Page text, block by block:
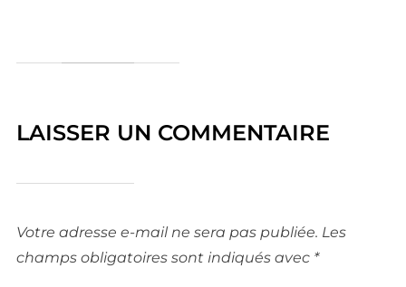
LAISSER UN COMMENTAIRE
Votre adresse e-mail ne sera pas publiée. Les
champs obligatoires sont indiqués avec *